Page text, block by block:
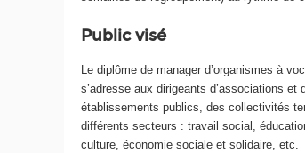
Public visé
Le diplôme de manager d’organismes à
s’adresse aux dirigeants d’associations
établissements publics, des collectivités
différents secteurs : travail social,
culture, économie sociale et solidaire, etc.